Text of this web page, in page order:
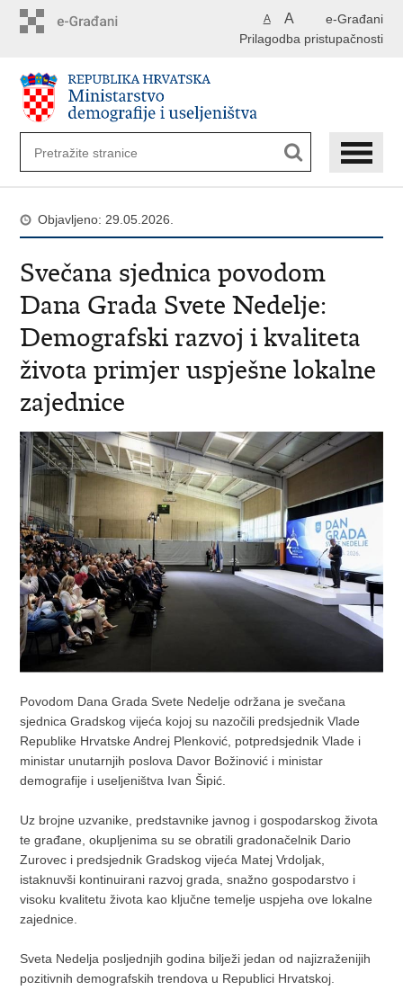
e-Građani
A A
Prilagodba pristupačnosti
Objavljeno: 29.05.2026.
Svečana sjednica povodom
Dana Grada Svete Nedelje:
Demografski razvoj i kvaliteta
života primjer uspješne lokalne
zajednice
Povodom Dana Grada Svete Nedelje održana je svečana
sjednica Gradskog vijeća kojoj su nazočili predsjednik Vlade
Republike Hrvatske Andrej Plenković, potpredsjednik Vlade i
ministar unutarnjih poslova Davor Božinović i ministar
demografije i useljeništva Ivan Šipić.
Uz brojne uzvanike, predstavnike javnog i gospodarskog života
te građane, okupljenima su se obratili gradonačelnik Dario
Zurovec i predsjednik Gradskog vijeća Matej Vrdoljak,
istaknuvši kontinuirani razvoj grada, snažno gospodarstvo i
visoku kvalitetu života kao ključne temelje uspjeha ove lokalne
zajednice.
Sveta Nedelja posljednjih godina bilježi jedan od najizraženijih
pozitivnih demografskih trendova u Republici Hrvatskoj.